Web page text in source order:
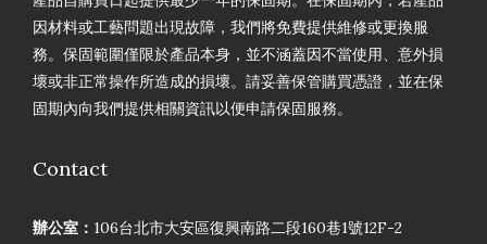
因材料或工藝問題出現故障，我們將免費提供維修或更換服
務。保固範圍僅限於產品本身，並不涵蓋因不當使用、意外損
壞或非正常操作所造成的損壞。請妥善保管購買憑證，並在保
固期內向我們提供相關資訊以便申請保固服務。
Contact
辦公室： 106台北市大安區復興南路二段160巷1號12F-2